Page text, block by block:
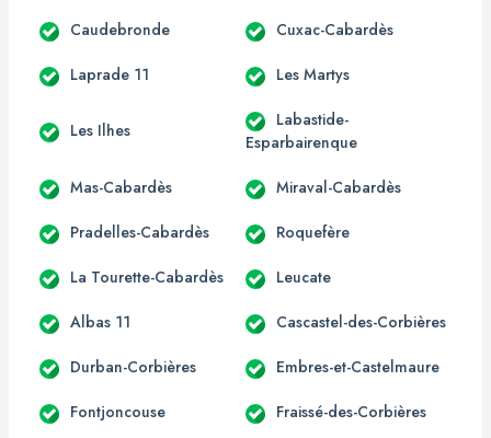
Caudebronde Cuxac-Cabardès
Laprade 11 Les Martys
Les Ilhes
Labastide-
Esparbairenque
Mas-Cabardès Miraval-Cabardès
Pradelles-Cabardès Roquefère
La Tourette-Cabardès Leucate
Albas 11 Cascastel-des-Corbières
Durban-Corbières Embres-et-Castelmaure
Fontjoncouse Fraissé-des-Corbières